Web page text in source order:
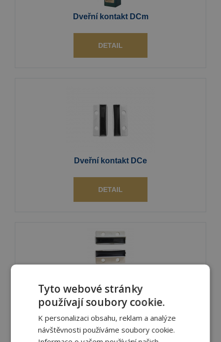
Dveřní kontakt DCm
DETAIL
Dveřní kontakt DCe
DETAIL
Dveřní kontakt DCet
DETAIL
Tyto webové stránky
používají soubory cookie.
K personalizaci obsahu, reklam a analýze
návštěvnosti používáme soubory cookie.